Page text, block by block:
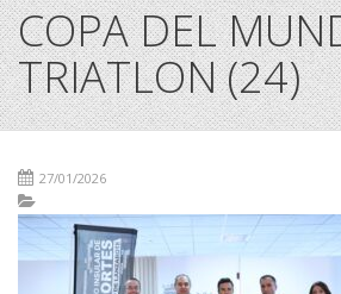
COPA DEL
TRIATLON (24)
27/01/2026